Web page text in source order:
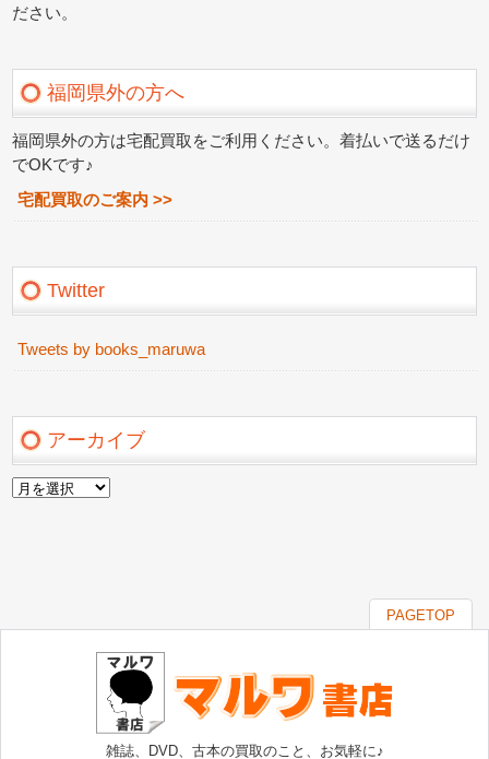
ださい。
福岡県外の方へ
福岡県外の方は宅配買取をご利用ください。着払いで送るだけ
でOKです♪
宅配買取のご案内 >>
Twitter
Tweets by books_maruwa
アーカイブ
ア
PAGETOP
雑誌、DVD、古本の買取のこと、お気軽に♪